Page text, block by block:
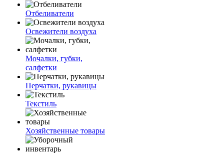
Отбеливатели
Освежители воздуха
Мочалки, губки,
салфетки
Перчатки, рукавицы
Текстиль
Хозяйственные товары